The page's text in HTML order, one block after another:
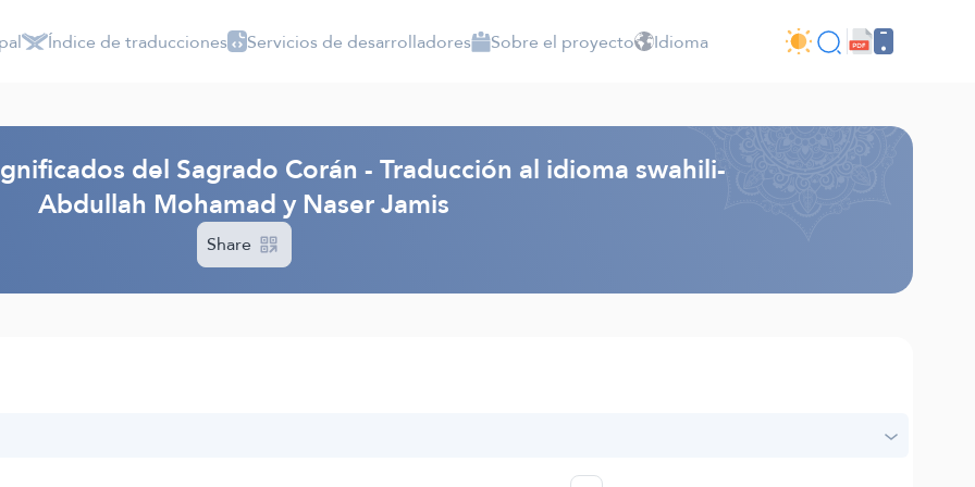
Índice de traducciones Servicios de desarrolladores Sobre el proyecto Idioma
del Sagrado Corán - Traducción al idioma swahili-
Abdullah Mohamad y Naser Jamis
Share